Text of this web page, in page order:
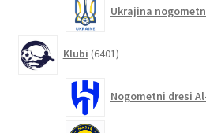
Ukrajina
Klubi 6401izdelek
Nogometni dresi